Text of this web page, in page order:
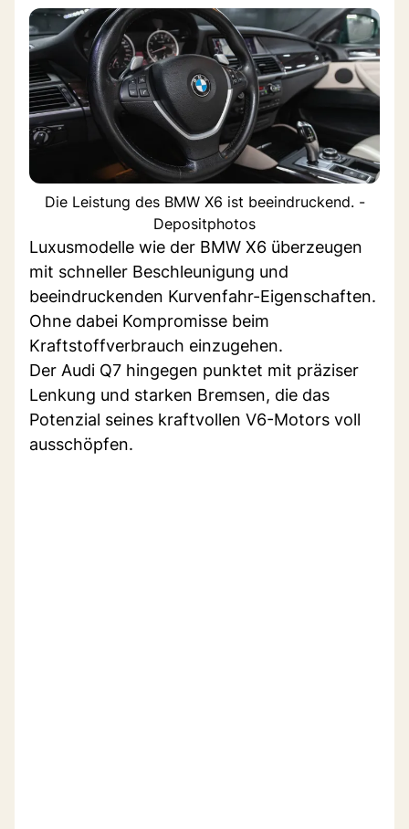
Die Leistung des BMW X6 ist beeindruckend. -
Depositphotos
Luxusmodelle wie der BMW X6 überzeugen
mit schneller Beschleunigung und
beeindruckenden Kurvenfahr-Eigenschaften.
Ohne dabei Kompromisse beim
Kraftstoffverbrauch einzugehen.
Der Audi Q7 hingegen punktet mit präziser
Lenkung und starken Bremsen, die das
Potenzial seines kraftvollen V6-Motors voll
ausschöpfen.